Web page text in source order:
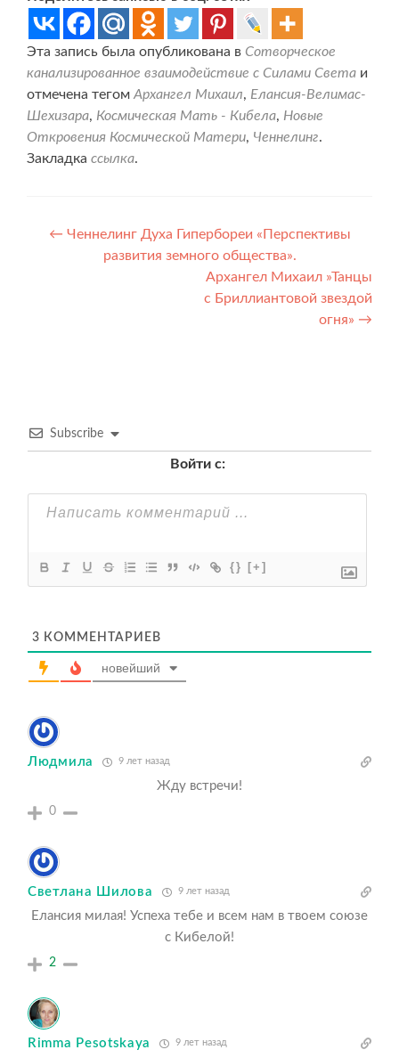
Эта запись была опубликована в Сотворческое
канализированное взаимодействие с Силами Света и
отмечена тегом Архангел Михаил, Елансия-Велимас-
Шехизара, Космическая Мать - Кибела, Новые
Откровения Космической Матери, Ченнелинг.
Закладка ссылка.
Навигация
← Ченнелинг Духа Гипербореи «Перспективы
развития земного общества».
Архангел Михаил »Танцы
с Бриллиантовой звездой
огня» →
Subscribe
Войти с:
{} [+]
3 КОММЕНТАРИЕВ
новейший
Людмила 9 лет назад
Жду встречи!
0
Светлана Шилова 9 лет назад
Елансия милая! Успеха тебе и всем нам в твоем союзе
с Кибелой!
2
Rimma Pesotskaya 9 лет назад